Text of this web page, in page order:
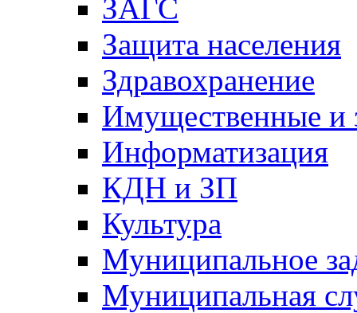
ЗАГС
Защита населения
Здравохранение
Имущественные и
Информатизация
КДН и ЗП
Культура
Муниципальное
Муниципальная